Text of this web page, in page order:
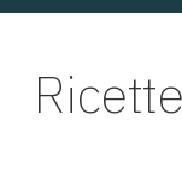
Ricette